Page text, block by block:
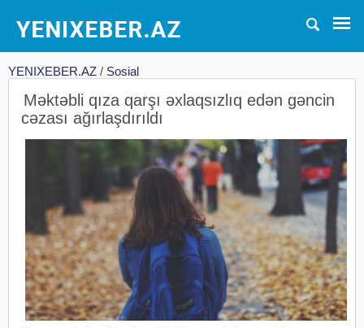
YENIXEBER.AZ / Sosial
Məktəbli qıza qarşı əxlaqsızlıq edən gəncin
cəzası ağırlaşdırıldı